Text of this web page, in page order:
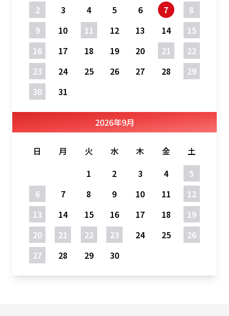
2
3 4 5 6 7
8
9
10 11 12 13 14
15
16
17 18 19 20 21
22
23
24 25 26 27 28
29
30
31
2026年9月
日 月 火 水 木 金
土
1
2 3 4
5
6
7 8 9 10 11
12
13
14 15 16 17 18
19
20
21 22 23 24 25
26
27
28 29 30